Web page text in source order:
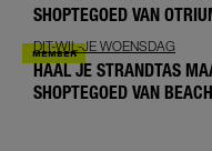
SHOPTEGOED VAN
DIT-WIL-JE WOENSDAG
HAAL JE STRANDTAS
SHOPTEGOED VAN